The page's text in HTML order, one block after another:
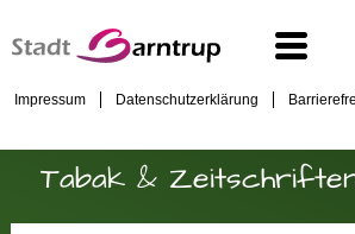
Impressum Datenschutzerklärung
Tabak &